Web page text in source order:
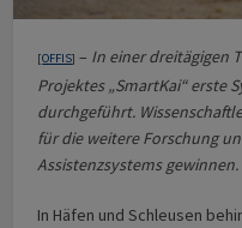
[OFFIS] – In einer dreitägigen
Projektes „SmartKai“ erste
durchgeführt.
für die weitere Forschung
Assistenzsystems gewinnen.
In Häfen und Schleusen